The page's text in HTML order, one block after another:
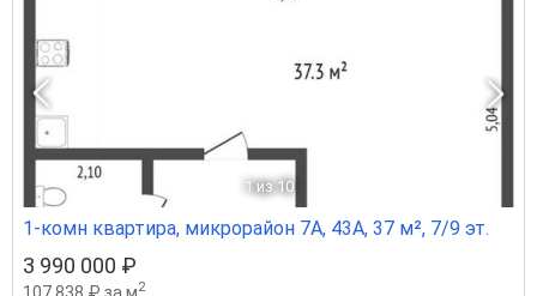
1 из 10
1-комн квартира, микрорайон 7А, 43А, 37 м², 7/9 эт.
3 990 000 ₽
107 838 ₽ за м2